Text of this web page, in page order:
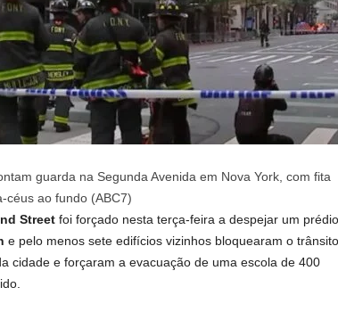
guarda na Segunda Avenida em Nova York, com fita
céus ao fundo (ABC7)
Streetfoi forçado nesta terça-feira a despejar um
e pelo menos sete edifícios vizinhos bloquearam o trânsito
cidade e forçaram a evacuação de uma escola de 400